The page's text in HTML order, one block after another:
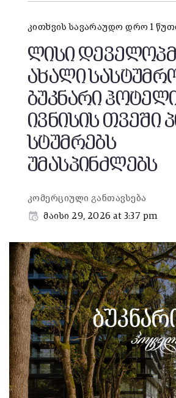
კითხვის სავარაუდო დრო 1
ლისი
ახალი
ბუკნარი
ივნისის თვეში
სტუმრებს
უმასპინძლებს
კომერციული განთავსება
მაისი 29, 2026 at 3:37 pm